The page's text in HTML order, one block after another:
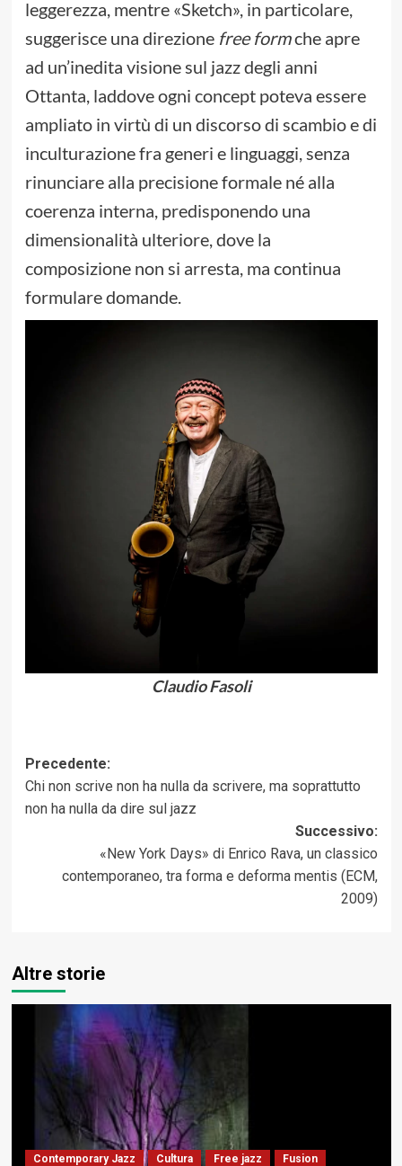
leggerezza, mentre «Sketch», in particolare,
suggerisce una direzione free formche apre
ad un’inedita visione sul jazz degli anni
Ottanta, laddove ogni concept poteva essere
ampliato in virtù di un discorso di scambio e di
inculturazione fra generi e linguaggi, senza
rinunciare alla precisione formale né alla
coerenza interna, predisponendo una
dimensionalità ulteriore, dove la
composizione non si arresta, ma continua
formulare domande.
Claudio Fasoli
Navigazione
articolo
Precedente:
Chi non scrive non ha nulla da scrivere, ma soprattutto
non ha nulla da dire sul jazz
Successivo:
«New York Days» di Enrico Rava, un classico
contemporaneo, tra forma e deforma mentis (ECM,
2009)
Altre storie
Contemporary Jazz Cultura Free jazz
Fusion